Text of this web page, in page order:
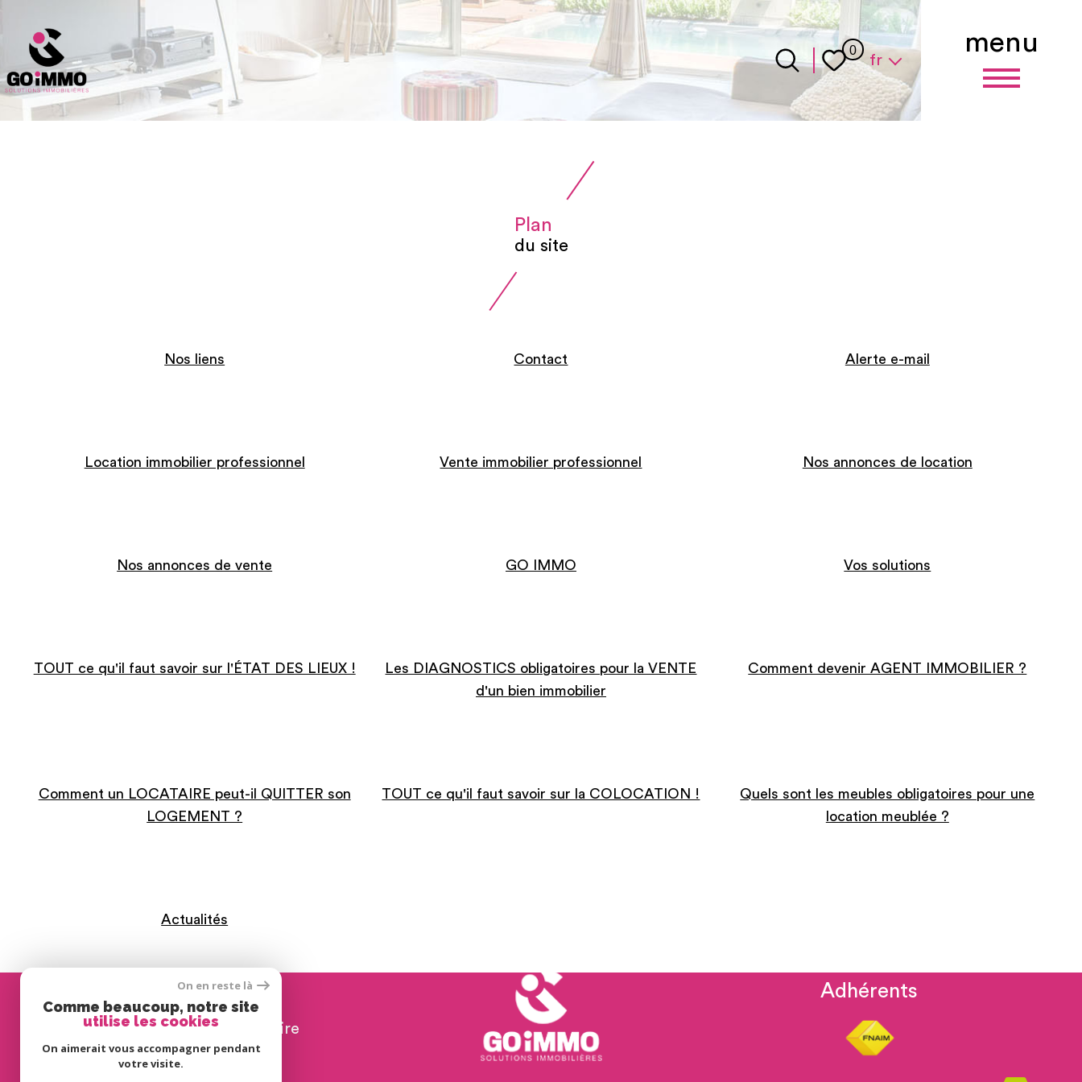
menu
0 Langue
fr
Plan
du site
Nos liens Contact Alerte e-mail
Location immobilier professionnel Vente immobilier professionnel Nos annonces de location
Nos annonces de vente GO IMMO Vos solutions
TOUT ce qu'il faut savoir sur l'ÉTAT DES LIEUX !
Les DIAGNOSTICS obligatoires pour la VENTE
d'un bien immobilier
Comment devenir AGENT IMMOBILIER ?
Comment un LOCATAIRE peut-il QUITTER son
LOGEMENT ?
TOUT ce qu'il faut savoir sur la COLOCATION !
Quels sont les meubles obligatoires pour une
location meublée ?
Actualités
Se connecter
espace propriétaire
Adhérents
On en reste là
Comme beaucoup, notre site
utilise les cookies
On aimerait vous accompagner pendant
votre visite.